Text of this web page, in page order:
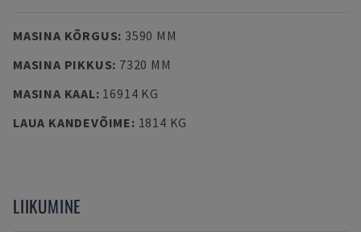
MASINA KÕRGUS: 3590 MM
MASINA PIKKUS: 7320 MM
MASINA KAAL: 16914 KG
LAUA KANDEVÕIME: 1814 KG
LIIKUMINE